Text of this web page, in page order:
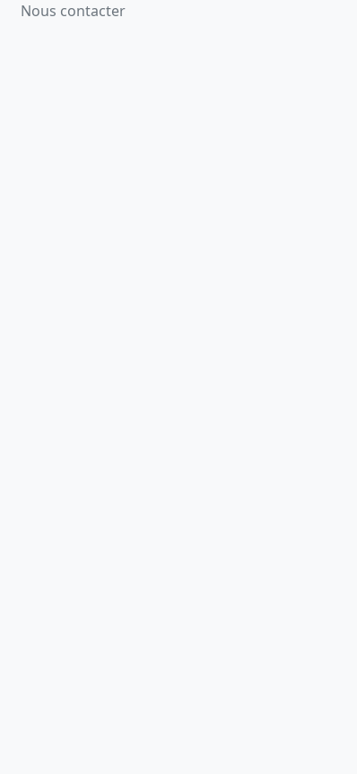
Nous contacter